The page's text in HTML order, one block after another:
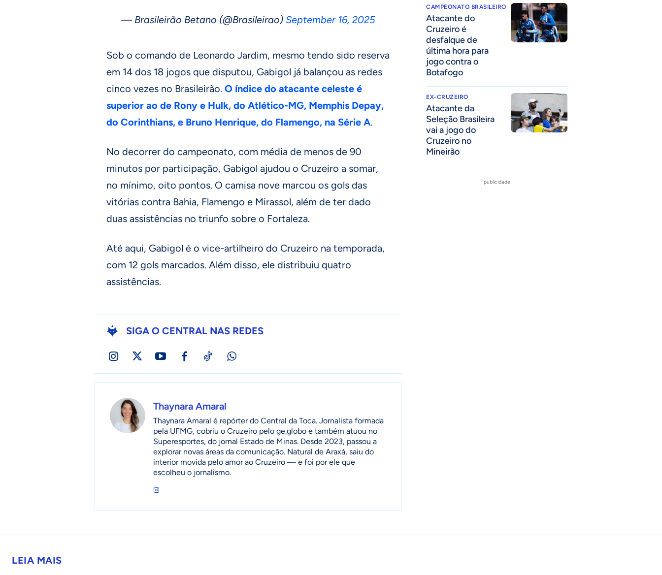
— Brasileirão Betano (@Brasileirao)September 16, 2025
Sob o comando de Leonardo Jardim, mesmo tendo sido reserva
em 14 dos 18 jogos que disputou, Gabigol já balançou as redes
cinco vezes no Brasileirão. O índice do atacante celeste é
superior ao de Rony e Hulk, do Atlético-MG, Memphis Depay,
do Corinthians, e Bruno Henrique, do Flamengo, na Série A.
No decorrer do campeonato, com média de menos de 90
minutos por participação, Gabigol ajudou o Cruzeiro a somar,
no mínimo, oito pontos. O camisa nove marcou os gols das
vitórias contra Bahia, Flamengo e Mirassol, além de ter dado
duas assistências no triunfo sobre o Fortaleza.
Até aqui, Gabigol é o vice-artilheiro do Cruzeiro na temporada,
com 12 gols marcados. Além disso, ele distribuiu quatro
assistências.
SIGA O CENTRAL NAS REDES
Thaynara Amaral
Thaynara Amaral é repórter do Central da Toca. Jornalista formada
pela UFMG, cobriu o Cruzeiro pelo ge.globo e também atuou no
Superesportes, do jornal Estado de Minas. Desde 2023, passou a
explorar novas áreas da comunicação. Natural de Araxá, saiu do
interior movida pelo amor ao Cruzeiro — e foi por ele que
escolheu o jornalismo.
CAMPEONATO BRASILEIRO
Atacante do
Cruzeiro é
desfalque de
última hora para
jogo contra o
Botafogo
EX-CRUZEIRO
Atacante da
Seleção Brasileira
vai a jogo do
Cruzeiro no
Mineirão
publicidade
LEIA MAIS